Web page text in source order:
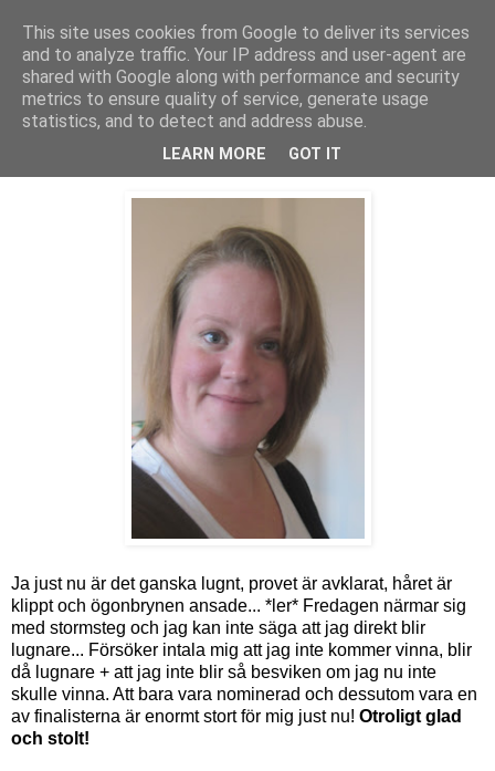
Bagerskan
tisdag 9 november 2010
Lugnt just nu...
Ja just nu är det ganska lugnt, provet är avklarat, håret är
klippt och ögonbrynen ansade... *ler* Fredagen närmar sig
med stormsteg och jag kan inte säga att jag direkt blir
lugnare... Försöker intala mig att jag inte kommer vinna, blir
då lugnare + att jag inte blir så besviken om jag nu inte
skulle vinna. Att bara vara nominerad och dessutom vara en
av finalisterna är enormt stort för mig just nu! Otroligt glad
och stolt!
This site uses cookies from Google to deliver its services
and to analyze traffic. Your IP address and user-agent are
shared with Google along with performance and security
metrics to ensure quality of service, generate usage
statistics, and to detect and address abuse.
LEARN MORE GOT IT